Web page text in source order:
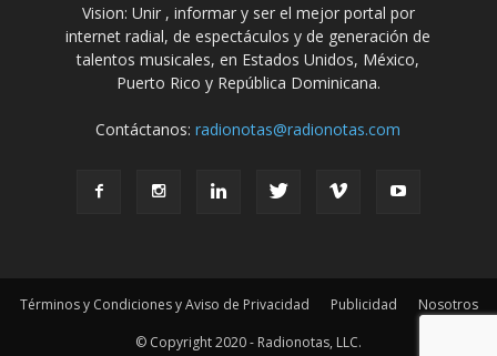
Vision: Unir , informar y ser el mejor portal por
internet radial, de espectáculos y de generación de
talentos musicales, en Estados Unidos, México,
Puerto Rico y República Dominicana.
Contáctanos:radionotas@radionotas.com
Términos y Condiciones y Aviso de Privacidad Publicidad
Nosotros
© Copyright 2020 - Radionotas, LLC.